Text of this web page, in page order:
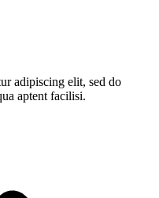
adipiscing elit, sed do
aptent facilisi.